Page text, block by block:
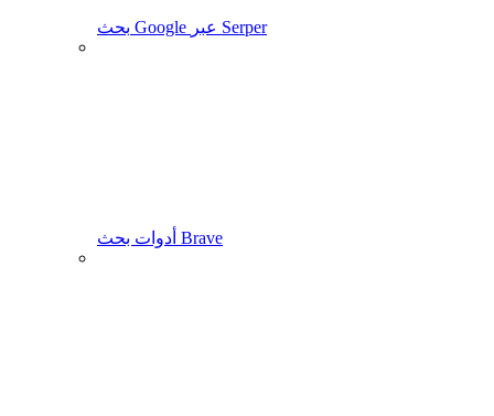
بحث Google عبر Serper
أدوات بحث Brave